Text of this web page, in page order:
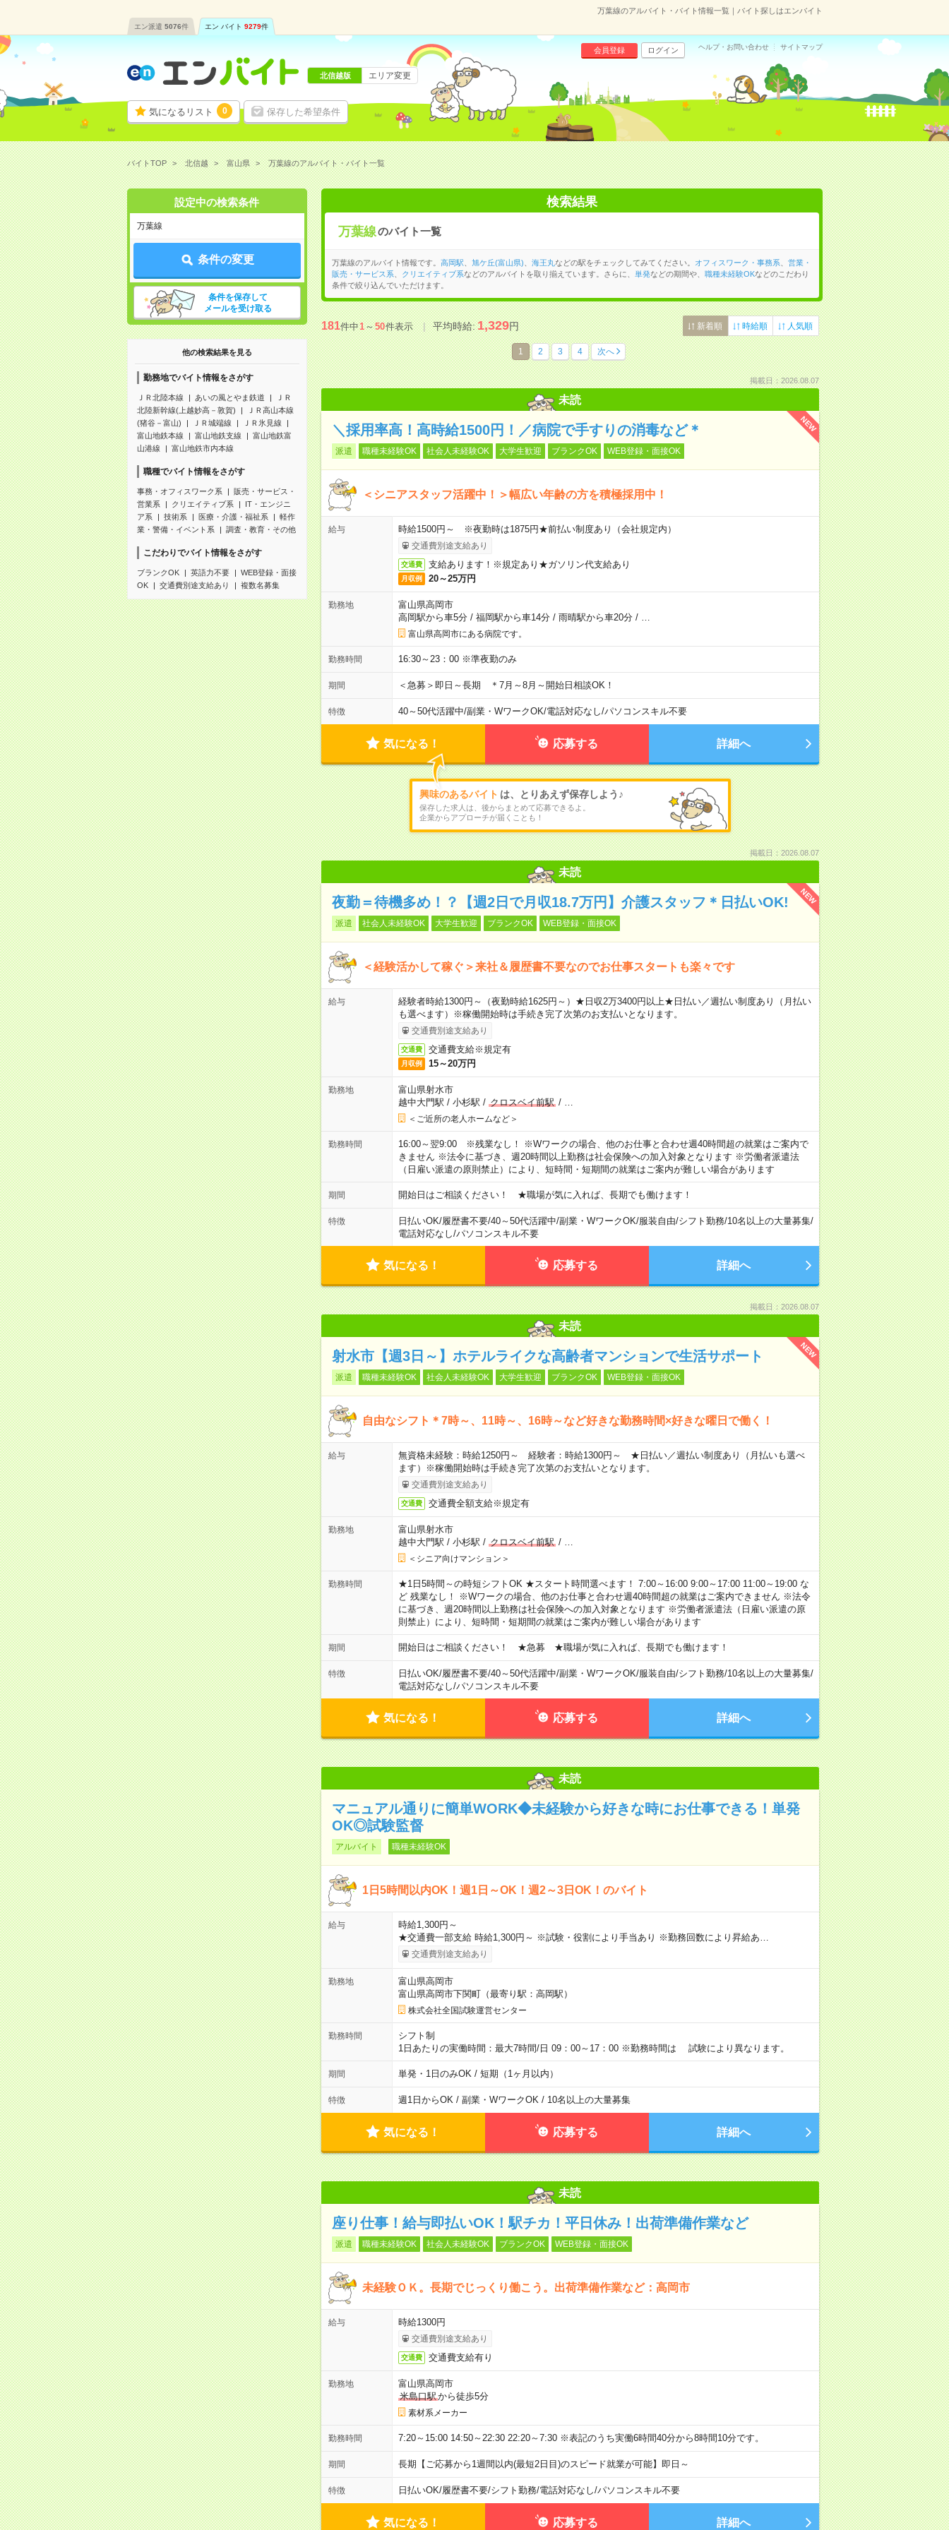
万葉線のアルバイト・バイト情報一覧｜バイト探しはエンバイト
エン派遣 5076件 エン バイト 9279件
気になるリスト 0 保存した希望条件
会員登録 ログイン ヘルプ・お問い合わせ サイトマップ
北信越版 エリア変更
バイトTOP 北信越 富山県 万葉線のアルバイト・バイト一覧
設定中の検索条件
万葉線
条件の変更
条件を保存して
メールを受け取る
他の検索結果を見る
勤務地でバイト情報をさがす
ＪＲ北陸本線 あいの風とやま鉄道
ＪＲ
北陸新幹線(上越妙高－敦賀)
ＪＲ高山本線
(猪谷－富山)
ＪＲ城端線
ＪＲ氷見線
富山地鉄本線
富山地鉄支線
富山地鉄富
山港線
富山地鉄市内本線
職種でバイト情報をさがす
事務・オフィスワーク系
販売・サービス・
営業系
クリエイティブ系
IT・エンジニ
ア系
技術系 医療・介護・福祉系
軽作
業・警備・イベント系
調査・教育・その他
こだわりでバイト情報をさがす
ブランクOK 英語力不要
WEB登録・面接
OK
交通費別途支給あり 複数名募集
検索結果
万葉線のバイト一覧
万葉線のアルバイト情報です。 高岡駅 旭ケ丘(富山県) 海王丸などの駅をチェックしてみてください。 オフィスワーク・事務系
営業・
販売・サービス系
クリエイティブ系などのアルバイトを取り揃えています。さらに、 単発などの期間や、 職種未経験OKなどのこだわり
条件で絞り込んでいただけます。
181件中1～50件表示 平均時給:1,329円 新着順 時給順 人気順
1 2 3 4 次へ
掲載日：2026.08.07
未読
NEW
＼採用率高！高時給1500円！／病院で手すりの消毒など＊
派遣 職種未経験OK 社会人未経験OK 大学生歓迎 ブランクOK WEB登録・面接OK
＜シニアスタッフ活躍中！＞幅広い年齢の方を積極採用中！
給与 時給1500円～ ※夜勤時は1875円★前払い制度あり（会社規定内）
交通費別途支給あり
交通費 支給あります！※規定あり★ガソリン代支給あり
月収例 20～25万円
勤務地
富山県高岡市
高岡駅から車5分/ 福岡駅から車14分/ 雨晴駅から車20分/
富山県高岡市にある病院です。
勤務時間 16:30～23：00 ※準夜勤のみ
期間 ＜急募＞即日～長期 ＊7月～8月～開始日相談OK！
特徴 40～50代活躍中/副業・WワークOK/電話対応なし/パソコンスキル不要
気になる！ 応募する 詳細へ
興味のあるバイト は、とりあえず保存しよう♪
保存した求人は、後からまとめて応募できるよ。
企業からアプローチが届くことも！
掲載日：2026.08.07
未読
NEW
夜勤＝待機多め！？【週2日で月収18.7万円】介護スタッフ＊日払いOK!
派遣 社会人未経験OK 大学生歓迎 ブランクOK WEB登録・面接OK
＜経験活かして稼ぐ＞来社＆履歴書不要なのでお仕事スタートも楽々です
給与
経験者時給1300円～（夜勤時給1625円～）★日収2万3400円以上★日払い／週払い制度あり（月払い
も選べます）※稼働開始時は手続き完了次第のお支払いとなります。
交通費別途支給あり
交通費 交通費支給※規定有
月収例 15～20万円
勤務地
富山県射水市
越中大門駅 / 小杉駅 / クロスベイ前駅/
＜ご近所の老人ホームなど＞
勤務時間
16:00～翌9:00 ※残業なし！ ※Wワークの場合、他のお仕事と合わせ週40時間超の就業はご案内で
きません ※法令に基づき、週20時間以上勤務は社会保険への加入対象となります ※労働者派遣法
（日雇い派遣の原則禁止）により、短時間・短期間の就業はご案内が難しい場合があります
期間 開始日はご相談ください！ ★職場が気に入れば、長期でも働けます！
特徴 日払いOK/履歴書不要/40～50代活躍中/副業・WワークOK/服装自由/シフト勤務/10名以上の大量募集/
電話対応なし/パソコンスキル不要
気になる！ 応募する 詳細へ
掲載日：2026.08.07
未読
NEW
射水市【週3日～】ホテルライクな高齢者マンションで生活サポート
派遣 職種未経験OK 社会人未経験OK 大学生歓迎 ブランクOK WEB登録・面接OK
自由なシフト＊7時～、11時～、16時～など好きな勤務時間×好きな曜日で働く！
給与
無資格未経験：時給1250円～ 経験者：時給1300円～ ★日払い／週払い制度あり（月払いも選べ
ます）※稼働開始時は手続き完了次第のお支払いとなります。
交通費別途支給あり
交通費 交通費全額支給※規定有
勤務地
富山県射水市
越中大門駅 / 小杉駅 / クロスベイ前駅/
＜シニア向けマンション＞
勤務時間
★1日5時間～の時短シフトOK ★スタート時間選べます！ 7:00～16:00 9:00～17:00 11:00～19:00 な
ど 残業なし！ ※Wワークの場合、他のお仕事と合わせ週40時間超の就業はご案内できません ※法令
に基づき、週20時間以上勤務は社会保険への加入対象となります ※労働者派遣法（日雇い派遣の原
則禁止）により、短時間・短期間の就業はご案内が難しい場合があります
期間 開始日はご相談ください！ ★急募 ★職場が気に入れば、長期でも働けます！
特徴 日払いOK/履歴書不要/40～50代活躍中/副業・WワークOK/服装自由/シフト勤務/10名以上の大量募集/
電話対応なし/パソコンスキル不要
気になる！ 応募する 詳細へ
未読
マニュアル通りに簡単WORK◆未経験から好きな時にお仕事できる！単発
OK◎試験監督
アルバイト 職種未経験OK
1日5時間以内OK！週1日～OK！週2～3日OK！のバイト
給与
時給1,300円～
★交通費一部支給 時給1,300円～ ※試験・役割により手当あり ※勤務回数により昇給あ…
交通費別途支給あり
勤務地
富山県高岡市
富山県高岡市下関町（最寄り駅：高岡駅）
株式会社全国試験運営センター
勤務時間
シフト制
1日あたりの実働時間：最大7時間/日 09：00～17：00 ※勤務時間は 試験により異なります。
期間 単発・1日のみOK / 短期（1ヶ月以内）
特徴 週1日からOK / 副業・WワークOK / 10名以上の大量募集
気になる！ 応募する 詳細へ
未読
座り仕事！給与即払いOK！駅チカ！平日休み！出荷準備作業など
派遣 職種未経験OK 社会人未経験OK ブランクOK WEB登録・面接OK
未経験ＯＫ。長期でじっくり働こう。出荷準備作業など：高岡市
給与 時給1300円
交通費別途支給あり
交通費 交通費支給有り
勤務地
富山県高岡市
米島口駅から徒歩5分
素材系メーカー
勤務時間 7:20～15:00 14:50～22:30 22:20～7:30 ※表記のうち実働6時間40分から8時間10分です。
期間 長期【ご応募から1週間以内(最短2日目)のスピード就業が可能】即日～
特徴 日払いOK/履歴書不要/シフト勤務/電話対応なし/パソコンスキル不要
気になる！ 応募する 詳細へ